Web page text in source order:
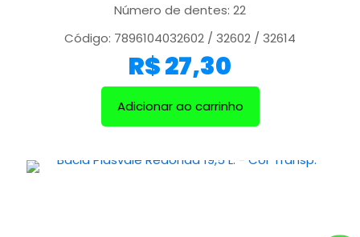
Número de dentes: 22
Código: 7896104032602 / 32602 / 32614
R$27,30
Adicionar ao carrinho